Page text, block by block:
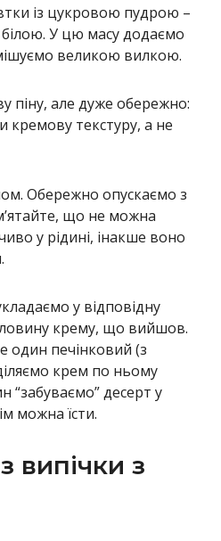
із цукровою пудрою –
У цю масу додаємо
великою вилкою.
піну, але дуже обережно:
кремову текстуру, а не
Обережно опускаємо з
що не можна
у рідині, інакше воно
у відповідну
крему, що вийшов.
один печінковий (з
крем по ньому
“забуваємо” десерт у
можна їсти.
випічки з